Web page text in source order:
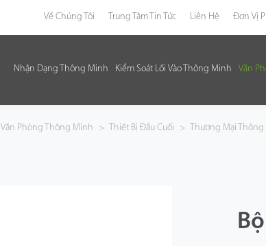
Về Chúng Tôi Trung Tâm Tin Tức Liên Hệ Đơn Vị
Nhận Dạng Thông Minh Kiểm Soát Lối Vào Thông Minh Văn
Văn Phòng Thông Minh > Thiết Bị Đầu Cuối > Thương Mại